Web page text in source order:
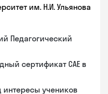
им. Н.И. Ульянова
Педагогический
сертификат САЕ в
интересы учеников